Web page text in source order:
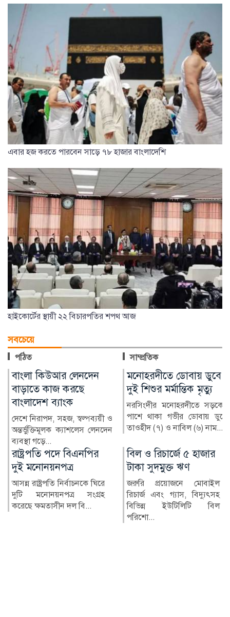
এবার হজ করতে পারবেন সাড়ে ৭৮ হাজার বাংলাদেশি
হাইকোর্টের স্থায়ী ২২ বিচারপতির শপথ আজ
সবচেয়ে
পঠিত সাম্প্রতিক
মনোহরদীতে ডোবায় ডুবে
দুই শিশুর মর্মান্তিক মৃত্যু
নরসিংদীর মনোহরদীতে সড়কের
পাশে থাকা গভীর ডোবায় ডুবে
তাওহীদ (৭) ও নাবিল (৬) নাম...
অনলাইন জুয়ায় সর্বস্বান্ত,
বিদেশে পাচার শত শত
কোটি টাকা
মুঠোফোনে কয়েকটি ক্লিক, আর
অল্প সময়েই দ্বিগুণ-তিনগুণ টাকা
বিল ও রিচার্জে ৫ হাজার
টাকা সুদমুক্ত ঋণ
জরুরি প্রয়োজনে মোবাইল
রিচার্জ এবং গ্যাস, বিদ্যুৎসহ
বিভিন্ন ইউটিলিটি বিল
গুরুতর ক্যানসারে
আক্রান্ত বাইডেন
যুক্তরাষ্ট্রের সাবেক প্রেসিডেন্ট
জো বাইডেনের প্রোস্টেট
ক্যানসার হাড়সহ শরীরের...